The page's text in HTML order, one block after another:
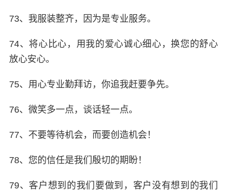
73、我服装整齐，因为是专业服务。
74、将心比心，用我的爱心诚心细心，换您的舒心
放心安心。
75、用心专业勤拜访，你追我赶要争先。
76、微笑多一点，谈话轻一点。
77、不要等待机会，而要创造机会！
78、您的信任是我们殷切的期盼！
79、客户想到的我们要做到，客户没有想到的我们